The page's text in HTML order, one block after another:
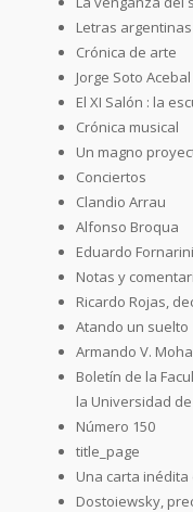
Letras argentinas
Crónica de arte
Jorge Soto Acebal
El XI Salón : la
Crónica musical
Un magno
Conciertos
Clandio Arrau
Alfonso Broqua
Eduardo Fornarini
Notas y
Ricardo Rojas,
Atando un suelto
Armando V.
Boletín de la
la Universidad
Número 150
title_page
Una carta
Dostoiewsky,